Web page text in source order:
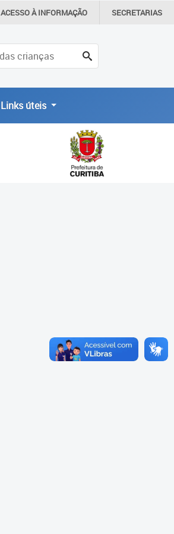
ACESSO ÀINFORMAÇÃO SECRETARIAS
Links úteis